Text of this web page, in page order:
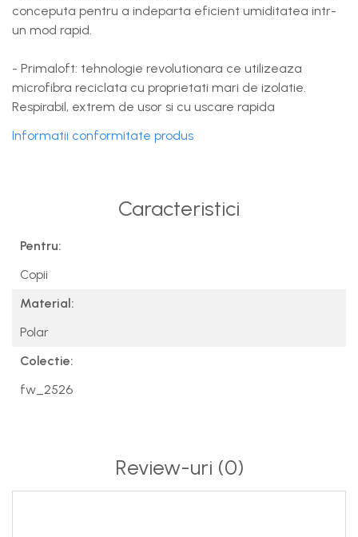
conceputa pentru a indeparta eficient umiditatea intr-
un mod rapid.
- Primaloft: tehnologie revolutionara ce utilizeaza
microfibra reciclata cu proprietati mari de izolatie.
Respirabil, extrem de usor si cu uscare rapida
Informatii conformitate produs
Caracteristici
Pentru:
Copii
Material:
Polar
Colectie:
fw_2526
Review-uri (0)